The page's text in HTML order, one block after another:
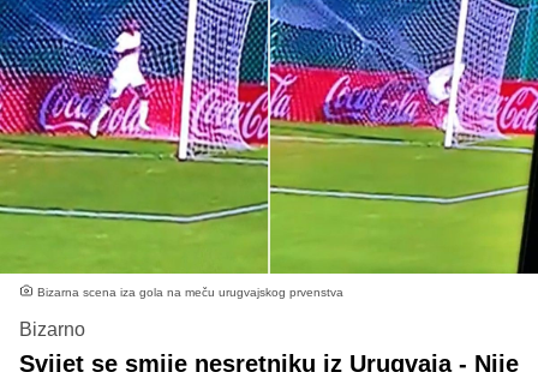
Bizarna scena iza gola na meču urugvajskog prvenstva
Bizarno
Svijet se smije nesretniku iz Urugvaja - Nije